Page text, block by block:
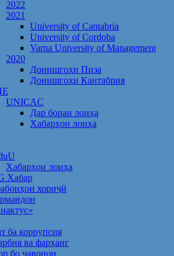
2022
2021
University of Cantabria
University of Cordoba
Varna University of Management
2020
Донишгоҳи Пиза
Донишгоҳи Кантабрия
UNICAC
Дар бораи лоиҳа
Хабарҳои лоиҳа
Хабарҳои лоиҳа
Хабар
хориҷӣ
ба коррупсия
ва фарҳанг
бо ҷавонон